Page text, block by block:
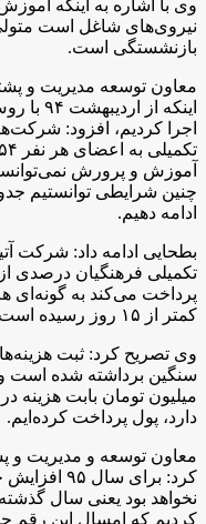
وی با اشاره به اینکه
نیروی‌های شاغل است
بازنشستگی است.
معاون توسعه مدیریت و
اینکه
اجرا کردیم، افزود:
چنین شرایطی توانستیم
ادامه دهیم.
بطحایی ادامه داد: شرکت
تکمیلی فرهنگیان درصدی
پرداخت می‌کند به گونه‌ای
کمتر از ۱۵ روز رسیده است.
وی تصریح کرد: ثبت
میلیون تومان بابت هزینه
دارد، پول پرداخت کرده‌ایم.
معاون توسعه و مدیریت و
کردیم که امسال این رقم حدود ۱۷ هزار تومان